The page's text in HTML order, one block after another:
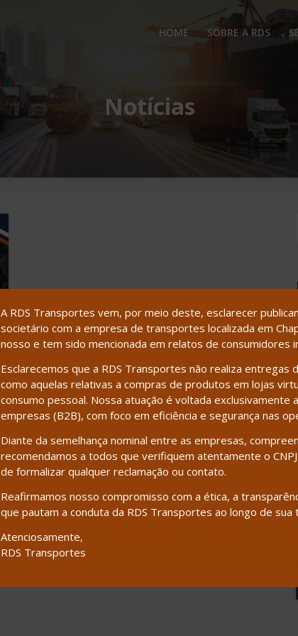
HOME SOBRE A RDS
Notícias
A RDS Transportes vem, por meio deste, esclarecer
societário com a empresa de transportes localizada em
nosso e tem sido mencionada em relatos de consumidores
Esclarecemos que a RDS Transportes não realiza
como aquelas relativas a compras de produtos em lojas
consumo pessoal. Nossa atuação é voltada
empresas (B2B), com foco em eficiência e segurança nas
Diante da semelhança nominal entre as empresas,
recomendamos a todos que verifiquem atentamente o
de formalizar qualquer reclamação ou contato.
Reafirmamos nosso compromisso com a ética, a
que pautam a conduta da RDS Transportes ao longo de
Atenciosamente,
RDS Transportes